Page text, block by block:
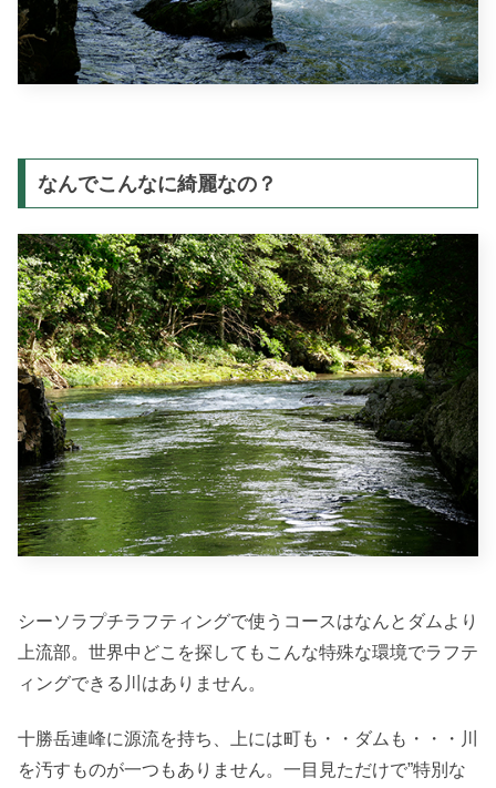
なんでこんなに綺麗なの？
シーソラプチラフティングで使うコースはなんとダムより
上流部。世界中どこを探してもこんな特殊な環境でラフテ
ィングできる川はありません。
十勝岳連峰に源流を持ち、上には町も・・ダムも・・・川
を汚すものが一つもありません。一目見ただけで”特別な